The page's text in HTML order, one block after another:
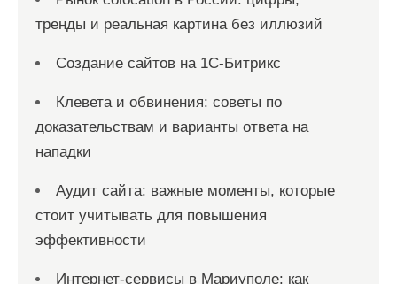
тренды и реальная картина без иллюзий
Создание сайтов на 1С-Битрикс
Клевета и обвинения: советы по
доказательствам и варианты ответа на
нападки
Аудит сайта: важные моменты, которые
стоит учитывать для повышения
эффективности
Интернет-сервисы в Мариуполе: как